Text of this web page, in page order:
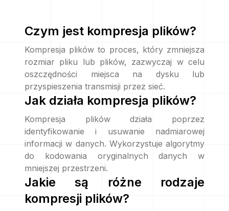
Czym jest kompresja plików?
Kompresja plików to proces, który zmniejsza
rozmiar pliku lub plików, zazwyczaj w celu
oszczędności miejsca na dysku lub
przyspieszenia transmisji przez sieć.
Jak działa kompresja plików?
Kompresja plików działa poprzez
identyfikowanie i usuwanie nadmiarowej
informacji w danych. Wykorzystuje algorytmy
do kodowania oryginalnych danych w
mniejszej przestrzeni.
Jakie są różne rodzaje
kompresji plików?